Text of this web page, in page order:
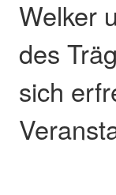
Welker
des
sich